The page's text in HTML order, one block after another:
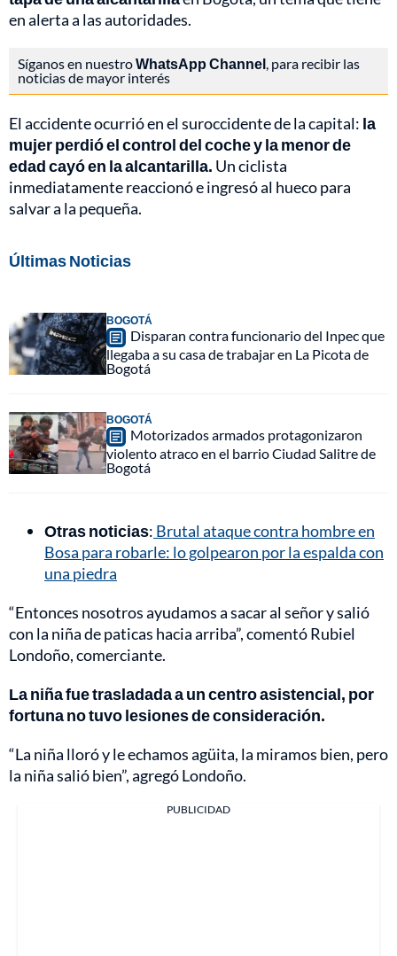
en alerta a las autoridades.
Síganos en nuestroWhatsApp Channel , para recibir las
noticias de mayor interés
El accidente ocurrió en el suroccidente de la capital: la
mujer perdió el control del coche y la menor de
edad cayó en la alcantarilla. Un ciclista
inmediatamente reaccionó e ingresó al hueco para
salvar a la pequeña.
Últimas Noticias
BOGOTÁ
Disparan contra funcionario del Inpec que
llegaba a su casa de trabajar en La Picota de
Bogotá
BOGOTÁ
Motorizados armados protagonizaron
violento atraco en el barrio Ciudad Salitre de
Bogotá
Otras noticias: Brutal ataque contra hombre en
Bosa para robarle: lo golpearon por la espalda con
una piedra
“Entonces nosotros ayudamos a sacar al señor y salió
con la niña de paticas hacia arriba”, comentó Rubiel
Londoño, comerciante.
La niña fue trasladada a un centro asistencial, por
fortuna no tuvo lesiones de consideración.
“La niña lloró y le echamos agüita, la miramos bien, pero
la niña salió bien”, agregó Londoño.
PUBLICIDAD